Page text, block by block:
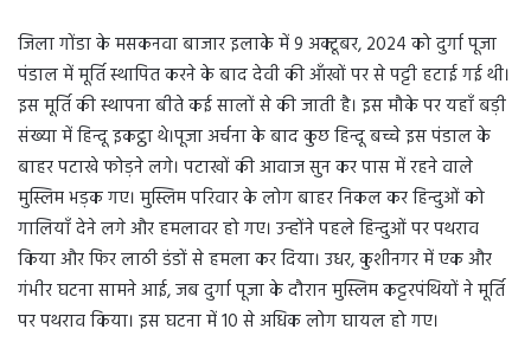
जिला गोंडा के मसकनवा बाजार इलाके में 9 अक्टूबर, 2024 को दुर्गा पूजा
पंडाल में मूर्ति स्थापित करने के बाद देवी की आँखों पर से पट्टी हटाई गई थी।
इस मूर्ति की स्थापना बीते कई सालों से की जाती है। इस मौके पर यहाँ बड़ी
संख्या में हिन्दू इकट्ठा थे।पूजा अर्चना के बाद कुछ हिन्दू बच्चे इस पंडाल के
बाहर पटाखे फोड़ने लगे। पटाखों की आवाज सुन कर पास में रहने वाले
मुस्लिम भड़क गए। मुस्लिम परिवार के लोग बाहर निकल कर हिन्दुओं को
गालियाँ देने लगे और हमलावर हो गए। उन्होंने पहले हिन्दुओं पर पथराव
किया और फिर लाठी डंडों से हमला कर दिया। उधर, कुशीनगर में एक और
गंभीर घटना सामने आई, जब दुर्गा पूजा के दौरान मुस्लिम कट्टरपंथियों ने मूर्ति
पर पथराव किया। इस घटना में 10 से अधिक लोग घायल हो गए।